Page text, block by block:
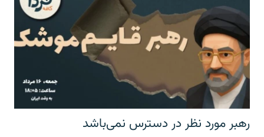
رهبر مورد نظر در دسترس نمی‌باشد